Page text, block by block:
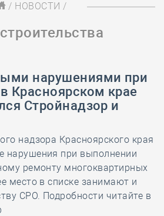
/ НОВОСТИ /
нарушениями при
Красноярском крае
Стройнадзор и
надзора Красноярского края
нарушения при выполнении
ремонту многоквартирных
место в списке занимают и
СРО. Подробности читайте в